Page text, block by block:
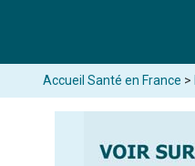
Accueil Santé en France >